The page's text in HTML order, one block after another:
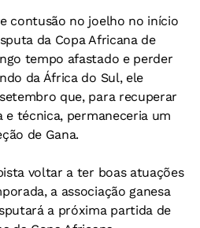
contusão no joelho no início
da Copa Africana de
tempo afastado e perder
da África do Sul, ele
que, para recuperar
técnica, permaneceria um
de Gana.
voltar a ter boas atuações
a associação ganesa
a próxima partida de